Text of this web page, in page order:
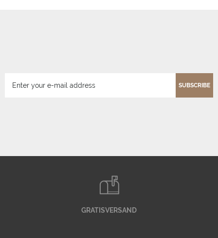
SUBSCRIBE
GRATISVERSAND